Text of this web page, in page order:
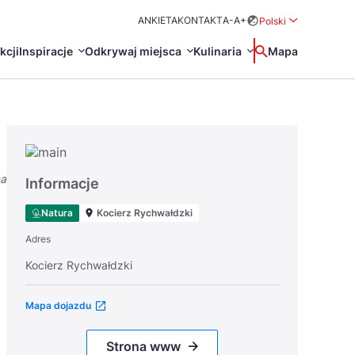
ANKIETAKONTAKTA-A+
Polski
Inspiracje
Certyfikaty POT
Odkrywaj miejsca Kulinaria
Restauracje Michelin
Wyszukaj
Mapa
Informacje
Natura Kocierz Rychwałdzki
Adres
Kocierz Rychwałdzki
Mapa dojazdu
Strona www